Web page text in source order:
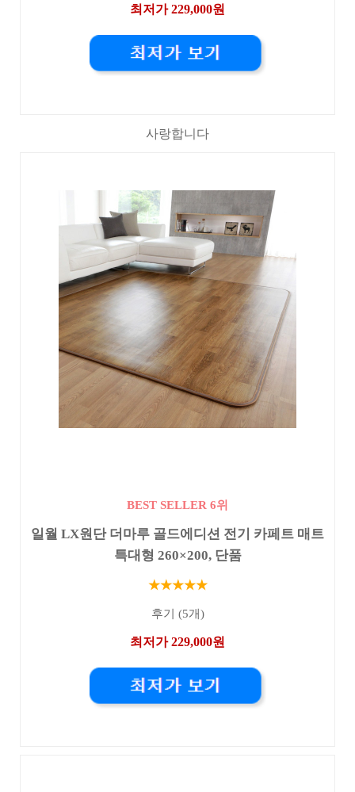
최저가 229,000원
사랑합니다
BEST SELLER 6위
일월 LX원단 더마루 골드에디션 전기 카페트 매트
특대형 260×200, 단품
★★★★★
후기 (5개)
최저가 229,000원